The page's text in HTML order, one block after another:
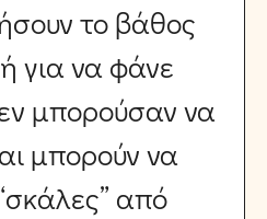
το βάθος
για να φάνε
μπορούσαν να
μπορούν να
από